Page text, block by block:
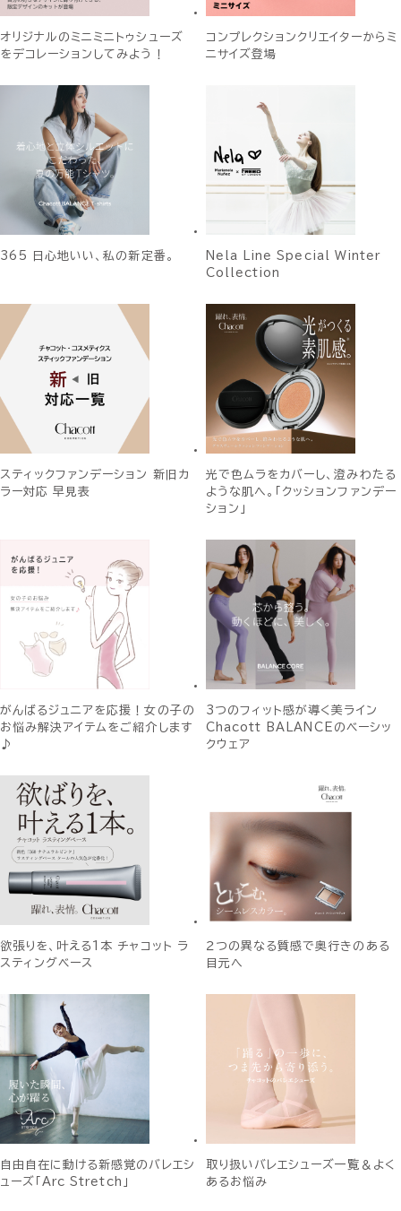
オリジナルのミニミニトゥシューズ
をデコレーションしてみよう！
コンプレクションクリエイターからミ
ニサイズ登場
365 日心地いい、私の新定番。
Nela Line Special Winter
Collection
スティックファンデーション 新旧カ
ラー対応 早見表
光で色ムラをカバーし、澄みわたる
ような肌へ。「クッションファンデー
ション」
がんばるジュニアを応援！女の子の
お悩み解決アイテムをご紹介します
♪
3つのフィット感が導く美ライン
Chacott BALANCEのベーシッ
クウェア
欲張りを、叶える1本 チャコット ラ
スティングベース
２つの異なる質感で奥行きのある
目元へ
自由自在に動ける新感覚のバレエシ
ューズ「Arc Stretch」
取り扱いバレエシューズ一覧＆よく
あるお悩み